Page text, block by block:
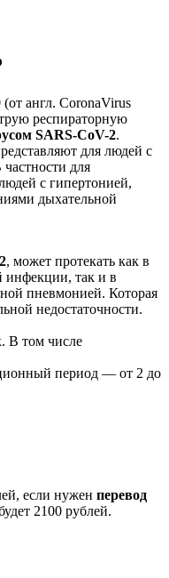
(от англ. CoronaVirus
респираторную
SARS-CoV-2.
для людей с
для
с гипертонией,
дыхательной
, может протекать как в
инфекции, так и в
пневмонией. Которая
недостаточности.
В том числе
период — от 2 до
если нужен перевод
2100 рублей.